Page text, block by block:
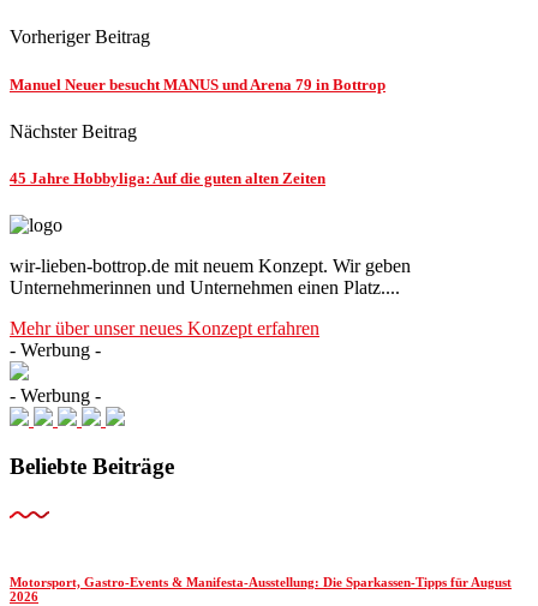
Vorheriger Beitrag
Manuel Neuer besucht MANUS und Arena 79 in Bottrop
Nächster Beitrag
45 Jahre Hobbyliga: Auf die guten alten Zeiten
wir-lieben-bottrop.de mit neuem Konzept. Wir geben
Unternehmerinnen und Unternehmen einen Platz....
Mehr über unser neues Konzept erfahren
- Werbung -
- Werbung -
Beliebte Beiträge
Motorsport, Gastro-Events & Manifesta-Ausstellung: Die Sparkassen-Tipps für August
2026